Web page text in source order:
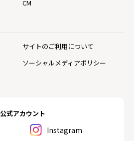
公式アカウント
Instagram
CM
サイトのご利用について
ソーシャルメディアポリシー